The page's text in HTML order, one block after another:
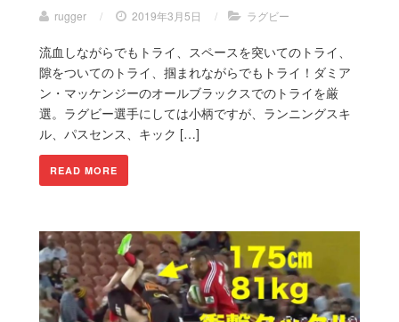
rugger / 2019年3月5日 / ラグビー
流血しながらでもトライ、スペースを突いてのトライ、
隙をついてのトライ、掴まれながらでもトライ！ダミア
ン・マッケンジーのオールブラックスでのトライを厳
選。ラグビー選手にしては小柄ですが、ランニングスキ
ル、パスセンス、キック […]
READ MORE